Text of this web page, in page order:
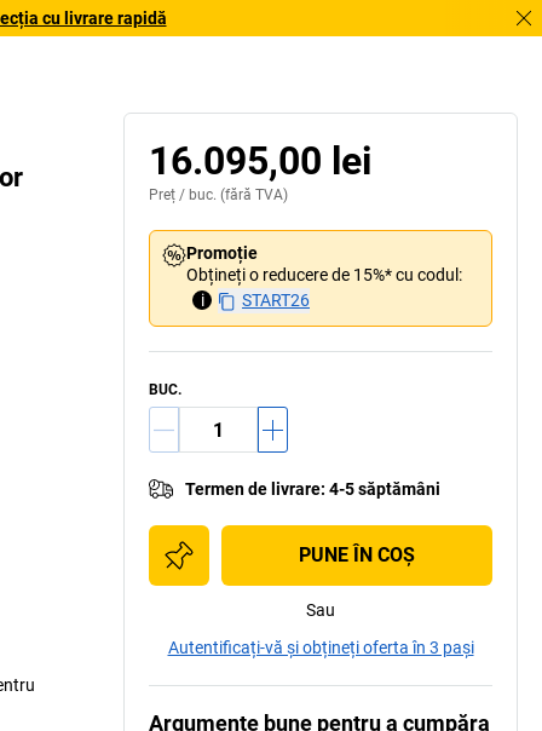
cu livrare rapidă
16.095,00 lei
Preț / buc. (fără TVA)
Promoție
Obțineți o reducere de 15%* cu codul:
i
START26
BUC.
Termen de livrare: 4-5 săptămâni
PUNE ÎN COŞ
Sau
Autentificați-vă și obțineți oferta în 3 pași
Argumente bune pentru a cumpăra